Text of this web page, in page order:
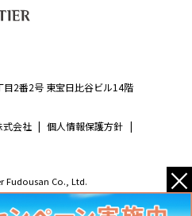
式会社 | 個人情報保護方針 |
2番2号 東宝日比谷ビル14階
Fudousan Co., Ltd. ×